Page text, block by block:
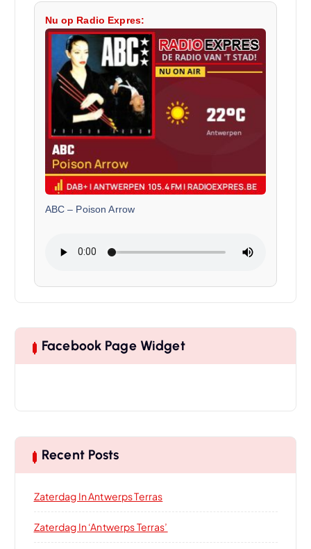
Nu op Radio Expres:
ABC– Poison Arrow
Facebook Page Widget
Recent Posts
Zaterdag In Antwerps Terras
Zaterdag In ‘Antwerps Terras’